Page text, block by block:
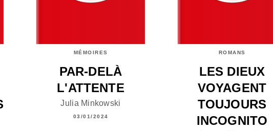
MÉMOIRES
PAR-DELÀ
L'ATTENTE
Julia Minkowski
03/01/2024
ROMANS
LES DIEUX
VOYAGENT
TOUJOURS
INCOGNITO